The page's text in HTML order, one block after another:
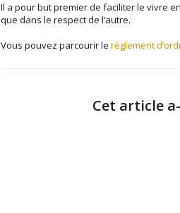
Il a pour but premier de faciliter le vivre
que dans le respect de l’autre.
Vous pouvez parcourir le règlement
Cet article